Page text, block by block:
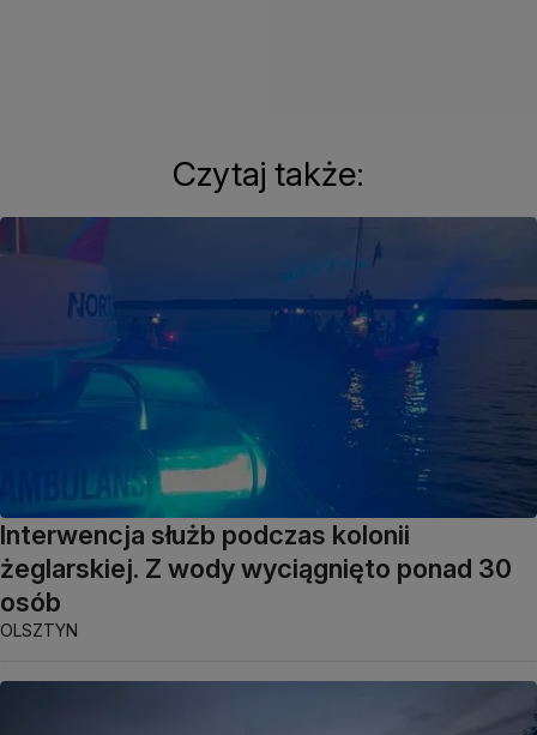
Czytaj także:
Interwencja służb podczas kolonii
żeglarskiej. Z wody wyciągnięto ponad 30
osób
OLSZTYN